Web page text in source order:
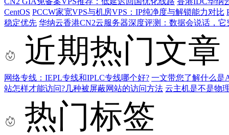
CentOS PCCW家宽VPS与机房VPS：IP纯净度与解锁能力对比
稳定优先 华纳云香港CN2云服务器深度评测：数据会说话，它
近期热门文章
网络专线：IEPL专线和IPLC专线哪个好? 一文带您了解什么是
站怎样才能访问?几种被屏蔽网站的访问方法 云主机是不是物
热门标签